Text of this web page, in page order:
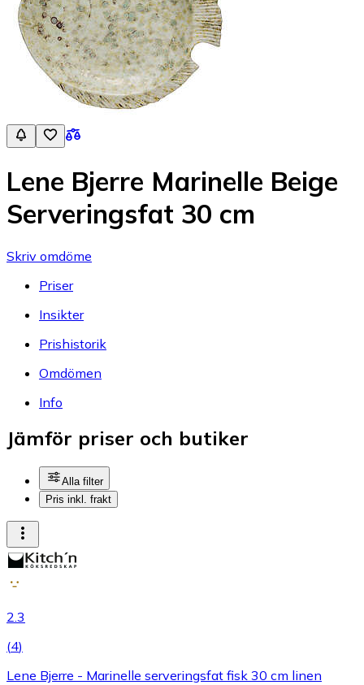
Lene Bjerre Marinelle Beige
Serveringsfat 30 cm
Skriv omdöme
Priser
Insikter
Prishistorik
Omdömen
Info
Jämför priser och butiker
Alla filter
Pris inkl. frakt
2.3
(4)
Lene Bjerre - Marinelle serveringsfat fisk 30 cm linen